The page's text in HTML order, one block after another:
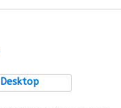
Desktop